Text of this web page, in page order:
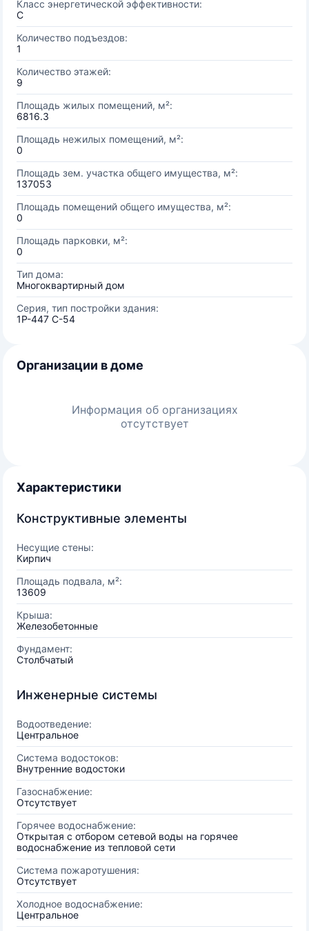
Класс энергетической эффективности:
C
Количество подъездов:
1
Количество этажей:
9
Площадь жилых помещений, м²:
6816.3
Площадь нежилых помещений, м²:
0
Площадь зем. участка общего имущества, м²:
137053
Площадь помещений общего имущества, м²:
0
Площадь парковки, м²:
0
Тип дома:
Многоквартирный дом
Серия, тип постройки здания:
1Р-447 С-54
Организации в доме
Информация об организациях
отсутствует
Характеристики
Конструктивные элементы
Несущие стены:
Кирпич
Площадь подвала, м²:
13609
Крыша:
Железобетонные
Фундамент:
Столбчатый
Инженерные системы
Водоотведение:
Центральное
Система водостоков:
Внутренние водостоки
Газоснабжение:
Отсутствует
Горячее водоснабжение:
Открытая с отбором сетевой воды на горячее
водоснабжение из тепловой сети
Система пожаротушения:
Отсутствует
Холодное водоснабжение:
Центральное